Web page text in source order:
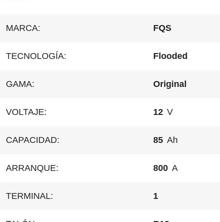
MARCA: FQS
TECNOLOGÍA: Flooded
GAMA: Original
VOLTAJE: 12 V
CAPACIDAD: 85 Ah
ARRANQUE: 800 A
TERMINAL: 1